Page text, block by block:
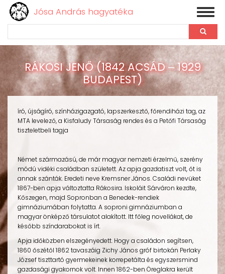
tartalomra
Jósa András hagyatéka
RÁKOSI JENŐ (1842 ACSÁD ‒ 1929
BUDAPEST)
író, újságíró, színházigazgató, lapszerkesztő, főrendiházi tag, az
MTA levelező, a Kisfaludy Társaság rendes és a Petőfi Társaság
tiszteletbeli tagja
Német származású, de már magyar nemzeti érzelmű, szerény
módú vidéki családban született. Az apja gazdatiszt volt, őt is
annak szánták. Eredeti neve Kremsner János. Családi nevüket
1867-ben apja változtatta Rákosira. Iskoláit Sárváron kezdte,
Kőszegen, majd Sopronban a Benedek-rendiek
gimnáziumában folytatta. A soproni gimnáziumban a
magyar önképző társulatot alakított. Itt főleg novellákat, de
később színdarabokat is írt.
Apja időközben elszegényedett. Hogy a családon segítsen,
1860 őszétől 1862 tavaszáig Zichy János gróf birtokán Perlaky
József tiszttartó gyermekeinek korrepetálta és egyszersmind
gazdasági gyakornok volt. Innen 1862-ben Öreglakra került